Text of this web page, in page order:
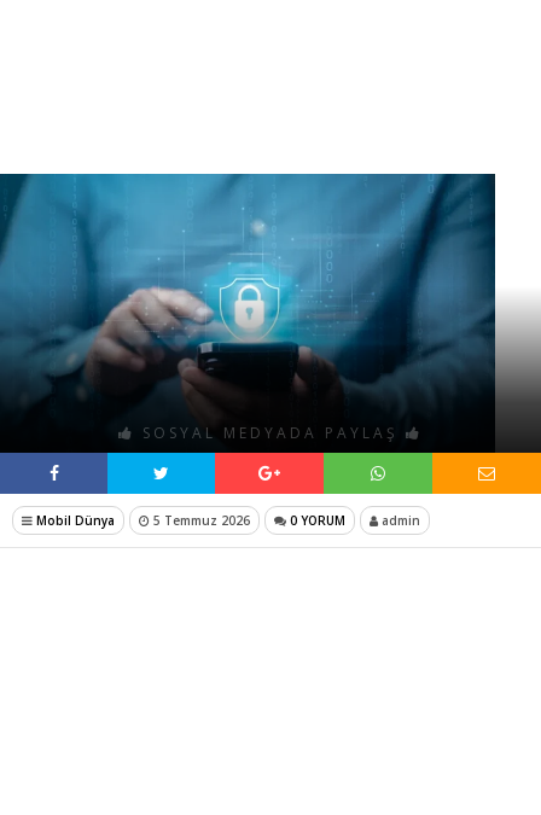
SOSYAL MEDYADA PAYLAŞ
Mobil Dünya 5 Temmuz 2026 0 YORUM admin